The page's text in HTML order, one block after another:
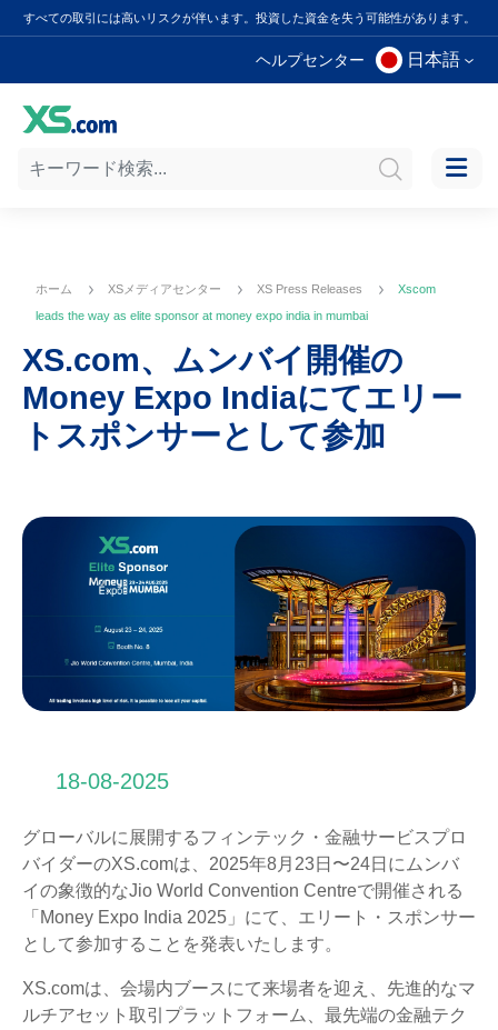
すべての取引には高いリスクが伴います。投資した資金を失う可能性があります。
ヘルプセンター 日本語
ホーム XSメディアセンター XS Press Releases
Xscom
leads the way as elite sponsor at money expo india in mumbai
XS.com、ムンバイ開催の
Money Expo Indiaにてエリー
トスポンサーとして参加
18-08-2025
グローバルに展開するフィンテック・金融サービスプロ
バイダーのXS.comは、2025年8月23日〜24日にムンバ
イの象徴的なJio World Convention Centreで開催される
「Money Expo India 2025」にて、エリート・スポンサー
として参加することを発表いたします。
XS.comは、会場内ブースにて来場者を迎え、先進的なマ
ルチアセット取引プラットフォーム、最先端の金融テク